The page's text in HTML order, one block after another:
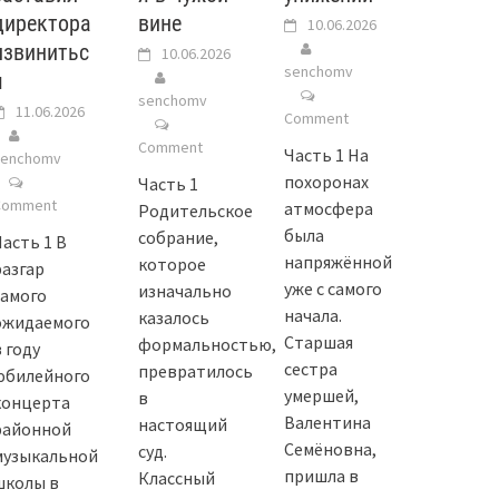
11.06.2026
1 В
году
в
вине
10.06.2026
senchomv
Comment
Часть 1
Родительское
собрание,
которое
изначально
казалось
формальностью,
превратилось
в
настоящий
суд.
Классный
10.06.2026
senchomv
Comment
Часть 1 На
похоронах
атмосфера
была
напряжённой
уже с самого
начала.
Старшая
сестра
умершей,
Валентина
Семёновна,
пришла в